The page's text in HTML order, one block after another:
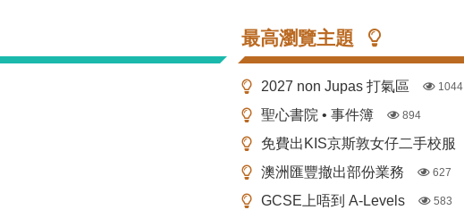
最高瀏覽主題
2027 non Jupas 打氣區 1044
聖心書院 • 事件簿 894
免費出KIS京斯敦女仔二手校服
澳洲匯豐撤出部份業務 627
GCSE上唔到 A-Levels 583